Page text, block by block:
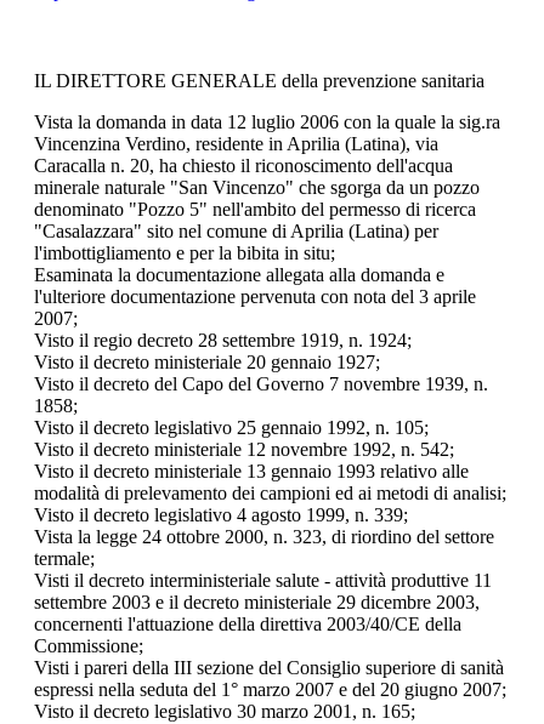
IL DIRETTORE GENERALE della prevenzione sanitaria
Vista la domanda in data 12 luglio 2006 con la quale la sig.ra
Vincenzina Verdino, residente in Aprilia (Latina), via
Caracalla n. 20, ha chiesto il riconoscimento dell'acqua
minerale naturale "San Vincenzo" che sgorga da un pozzo
denominato "Pozzo 5" nell'ambito del permesso di ricerca
"Casalazzara" sito nel comune di Aprilia (Latina) per
l'imbottigliamento e per la bibita in situ;
Esaminata la documentazione allegata alla domanda e
l'ulteriore documentazione pervenuta con nota del 3 aprile
2007;
Visto il regio decreto 28 settembre 1919, n. 1924;
Visto il decreto ministeriale 20 gennaio 1927;
Visto il decreto del Capo del Governo 7 novembre 1939, n.
1858;
Visto il decreto legislativo 25 gennaio 1992, n. 105;
Visto il decreto ministeriale 12 novembre 1992, n. 542;
Visto il decreto ministeriale 13 gennaio 1993 relativo alle
modalità di prelevamento dei campioni ed ai metodi di analisi;
Visto il decreto legislativo 4 agosto 1999, n. 339;
Vista la legge 24 ottobre 2000, n. 323, di riordino del settore
termale;
Visti il decreto interministeriale salute - attività produttive 11
settembre 2003 e il decreto ministeriale 29 dicembre 2003,
concernenti l'attuazione della direttiva 2003/40/CE della
Commissione;
Visti i pareri della III sezione del Consiglio superiore di sanità
espressi nella seduta del 1° marzo 2007 e del 20 giugno 2007;
Visto il decreto legislativo 30 marzo 2001, n. 165;